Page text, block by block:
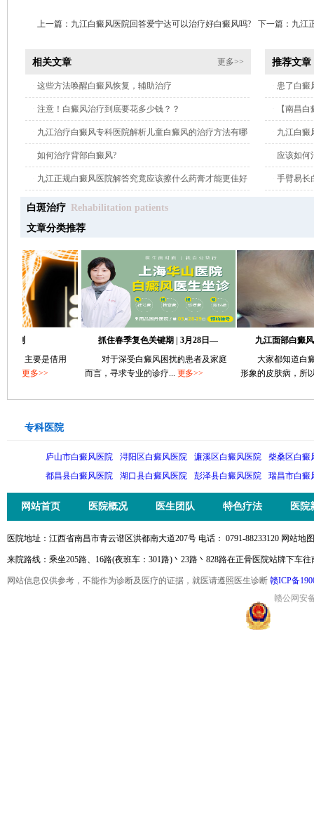
上一篇： 九江白癜风医院回答爱宁达可以治疗好白癜风吗? 下一篇： 九江
相关文章 更多>>
这些方法唤醒白癜风恢复，辅助治疗
注意！白癜风治疗到底要花多少钱？？
九江治疗白癜风专科医院解析儿童白癜风的治疗方法有哪
些?
如何治疗背部白癜风?
九江正规白癜风医院解答究竟应该擦什么药膏才能更佳好
地治疗长白癜风呢?
推荐文章
患了白癜
【南昌
九江白癜
应该如何
手臂易长
白斑治疗
Rehabilitation patients
文章分类推荐
主要是借用
更多>>
抓住春季复色关键期 | 3月28日—
对于深受白癜风困扰的患者及家庭
而言，寻求专业的诊疗...更多>>
九江面部白癜风要
大家都知道白癜风
形象的皮肤病，所以谁...
专科医院
庐山市白癜风医院 浔阳区白癜风医院 濂溪区白癜风医院
柴桑区白癜
都昌县白癜风医院
湖口县白癜风医院 彭泽县白癜风医院 瑞昌市白癜
网站首页 医院概况 医生团队 特色疗法 医院
医院地址：江西省南昌市青云谱区洪都南大道207号 电话： 0791-88233120 网站地
来院路线：乘坐205路、16路(夜班车：301路)丶23路丶828路在正骨医院站牌下车
网站信息仅供参考，不能作为诊断及医疗的证据，就医请遵照医生诊断 赣ICP备
赣公网安